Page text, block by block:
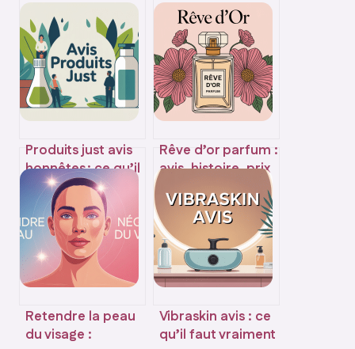
Produits just avis
honnêtes : ce qu’il
faut vraiment
savoir avant
d’acheter
Rêve d’or parfum :
avis, histoire, prix
connaître
Retendre la peau
du visage :
Vibraskin avis : ce
qu’il faut vraiment